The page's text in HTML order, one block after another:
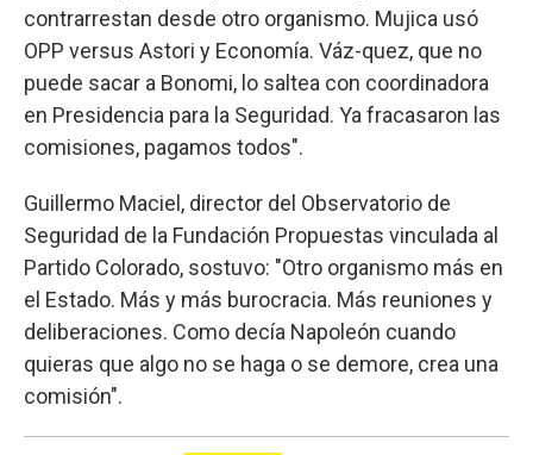
contrarrestan desde otro organismo. Mujica usó
OPP versus Astori y Economía. Váz-quez, que no
puede sacar a Bonomi, lo saltea con coordinadora
en Presidencia para la Seguridad. Ya fracasaron las
comisiones, pagamos todos".
Guillermo Maciel, director del Observatorio de
Seguridad de la Fundación Propuestas vinculada al
Partido Colorado, sostuvo: "Otro organismo más en
el Estado. Más y más burocracia. Más reuniones y
deliberaciones. Como decía Napoleón cuando
quieras que algo no se haga o se demore, crea una
comisión".